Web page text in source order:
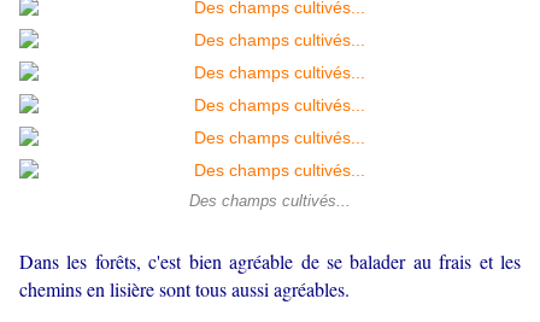
Des champs cultivés...
Dans les forêts, c'est bien agréable de se balader au frais et les
chemins en lisière sont tous aussi agréables.